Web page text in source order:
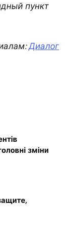
пункт
Диалог
зміни